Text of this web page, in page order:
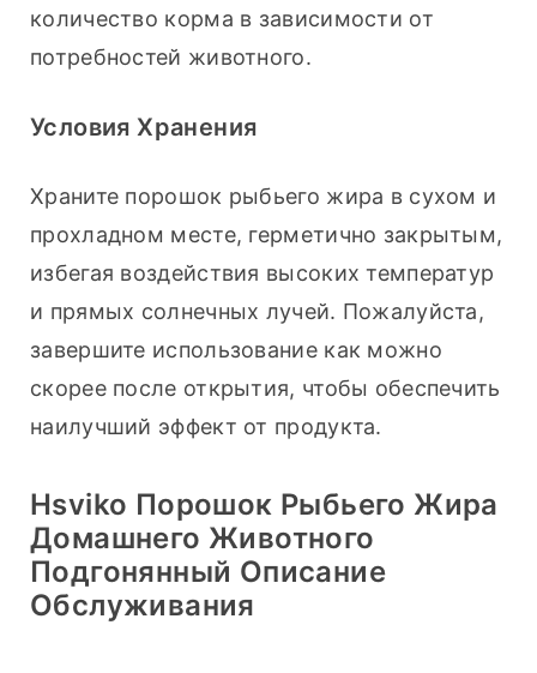
количество корма в зависимости от
потребностей животного.
Условия Хранения
Храните порошок рыбьего жира в сухом и
прохладном месте, герметично закрытым,
избегая воздействия высоких температур
и прямых солнечных лучей. Пожалуйста,
завершите использование как можно
скорее после открытия, чтобы обеспечить
наилучший эффект от продукта.
Hsviko Порошок Рыбьего Жира
Домашнего Животного
Подгонянный Описание
Обслуживания